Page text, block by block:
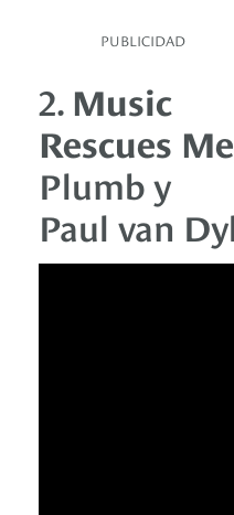
PUBLICIDAD
2. Music
Rescues Me
Plumb y
Paul van